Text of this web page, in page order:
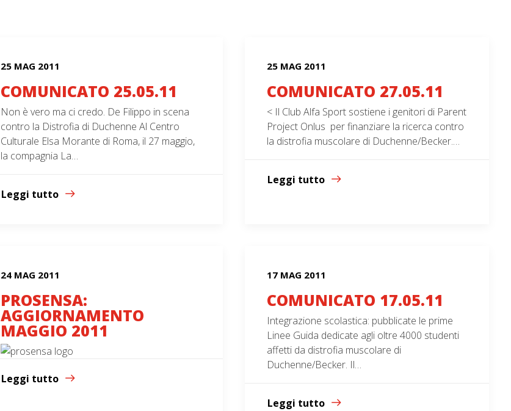
25 MAG 2011
COMUNICATO 25.05.11
Non è vero ma ci credo. De Filippo in scena
contro la Distrofia di Duchenne Al Centro
Culturale Elsa Morante di Roma, il 27 maggio,
la compagnia La…
Leggi tutto
25 MAG 2011
COMUNICATO 27.05.11
< Il Club Alfa Sport sostiene i genitori di Parent
Project Onlus per finanziare la ricerca contro
la distrofia muscolare di Duchenne/Becker.…
Leggi tutto
24 MAG 2011
PROSENSA:
AGGIORNAMENTO
MAGGIO 2011
Leggi tutto
17 MAG 2011
COMUNICATO 17.05.11
Integrazione scolastica: pubblicate le prime
Linee Guida dedicate agli oltre 4000 studenti
affetti da distrofia muscolare di
Duchenne/Becker. Il…
Leggi tutto